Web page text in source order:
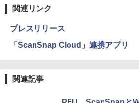
関連リンク
プレスリリース
「ScanSnap Cloud」連携アプリ
関連記事